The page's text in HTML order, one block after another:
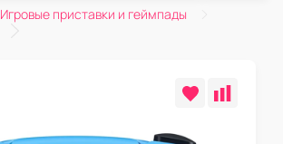
Игровые приставки и геймпады